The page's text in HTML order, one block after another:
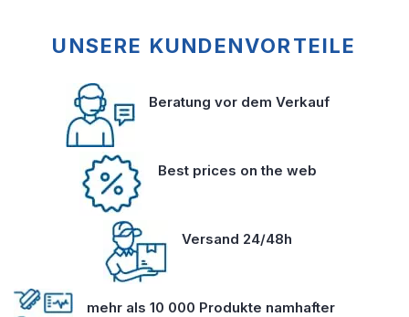
UNSERE KUNDENVORTEILE
Beratung vor dem Verkauf
Best prices on the web
Versand 24/48h
mehr als 10 000 Produkte namhafter